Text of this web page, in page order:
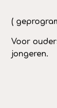
(
Voor
jongeren.